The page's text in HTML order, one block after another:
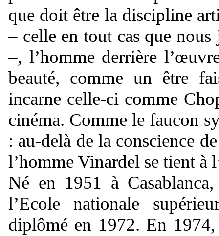
que doit être la discipline
– celle en tout cas que nous
–, l’homme derrière
beauté, comme un être
incarne celle-ci comme
cinéma. Comme le faucon
: au-delà de la conscience
l’homme Vinardel se tient à
Né en 1951 à
l’Ecole nationale
diplômé en 1972. En